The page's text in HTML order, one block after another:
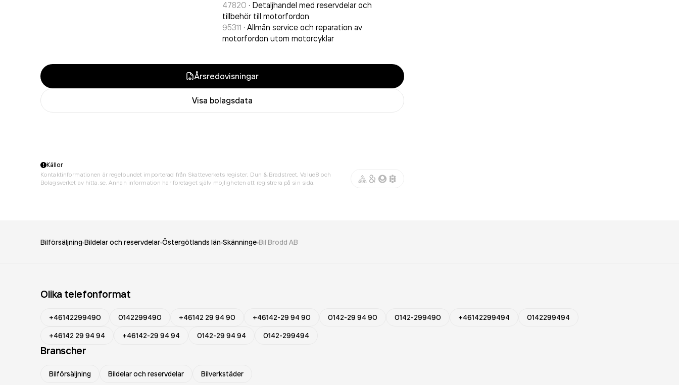
47820 · Detaljhandel med reservdelar och
tillbehör till motorfordon
95311 · Allmän service och reparation av
motorfordon utom motorcyklar
Årsredovisningar
Visa bolagsdata
Källor
Kontaktinformationen är regelbundet importerad från Skatteverkets register, Dun & Bradstreet, Value8 och
Bolagsverket av hitta.se. Annan information har företaget själv möjligheten att registrera på sin sida.
Bilförsäljning Bildelar och reservdelar Östergötlands län Skänninge Bil Brodd AB
Olika telefonformat
+46142299490 0142299490 +46142 29 94 90 +46142-29 94 90 0142-29 94 90 0142-299490 +46142299494
0142299494
+46142 29 94 94
+46142-29 94 94 0142-29 94 94 0142-299494
Branscher
Bilförsäljning Bildelar och reservdelar Bilverkstäder